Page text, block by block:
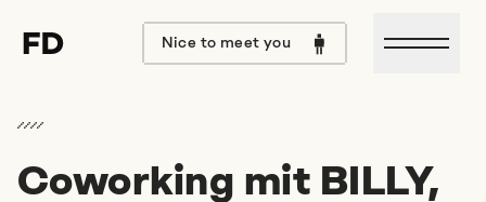
Nice to meet you
Coworking mit BILLY,